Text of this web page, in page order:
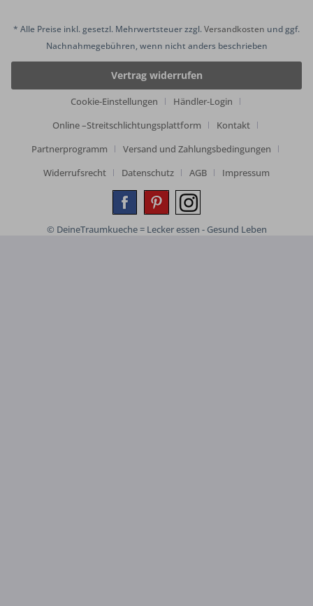
* Alle Preise inkl. gesetzl. Mehrwertsteuer zzgl.Versandkosten und ggf.
Nachnahmegebühren, wenn nicht anders beschrieben
Vertrag widerrufen
Cookie-Einstellungen
Händler-Login
Online –Streitschlichtungsplattform
Kontakt
Partnerprogramm
Versand und Zahlungsbedingungen
Widerrufsrecht
Datenschutz AGB Impressum
© DeineTraumkueche = Lecker essen - Gesund Leben